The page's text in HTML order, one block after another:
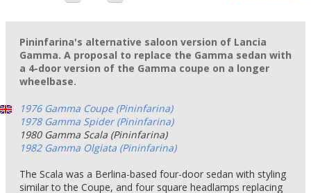
Pininfarina's alternative saloon version of Lancia
Gamma. A proposal to replace the Gamma sedan with
a 4-door version of the Gamma coupe on a longer
wheelbase.
1976 Gamma Coupe (Pininfarina)
1978 Gamma Spider (Pininfarina)
1980 Gamma Scala (Pininfarina)
1982 Gamma Olgiata (Pininfarina)
The Scala was a Berlina-based four-door sedan with styling
similar to the Coupe, and four square headlamps replacing